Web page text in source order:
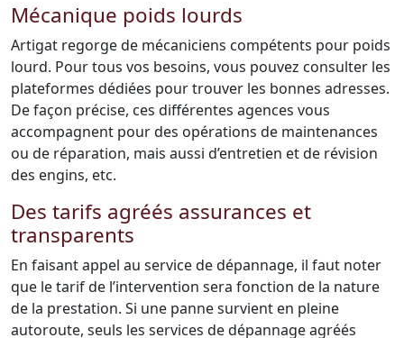
Mécanique poids lourds
Artigat regorge de mécaniciens compétents pour poids
lourd. Pour tous vos besoins, vous pouvez consulter les
plateformes dédiées pour trouver les bonnes adresses.
De façon précise, ces différentes agences vous
accompagnent pour des opérations de maintenances
ou de réparation, mais aussi d’entretien et de révision
des engins, etc.
Des tarifs agréés assurances et
transparents
En faisant appel au service de dépannage, il faut noter
que le tarif de l’intervention sera fonction de la nature
de la prestation. Si une panne survient en pleine
autoroute, seuls les services de dépannage agréés